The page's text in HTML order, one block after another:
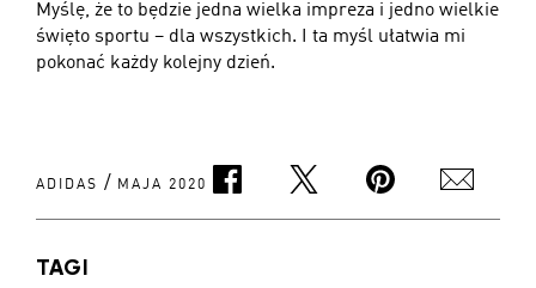
Myślę, że to będzie jedna wielka impreza i jedno wielkie
święto sportu – dla wszystkich. I ta myśl ułatwia mi
pokonać każdy kolejny dzień.
ADIDAS / MAJA 2020
TAGI